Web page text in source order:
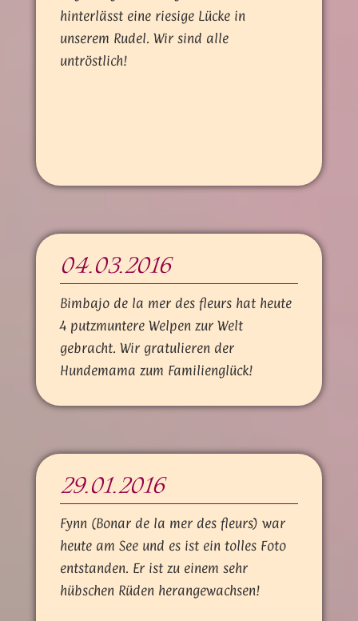
hinterlässt eine riesige Lücke in
unserem Rudel. Wir sind alle
untröstlich!
04.03.2016
Bimbajo de la mer des fleurs hat heute
4 putzmuntere Welpen zur Welt
gebracht. Wir gratulieren der
Hundemama zum Familienglück!
29.01.2016
Fynn (Bonar de la mer des fleurs) war
heute am See und es ist ein tolles Foto
entstanden. Er ist zu einem sehr
hübschen Rüden herangewachsen!